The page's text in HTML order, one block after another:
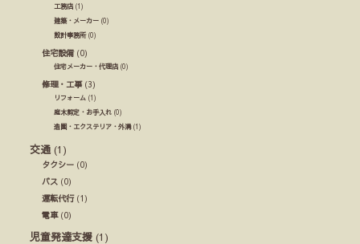
工務店 (1)
建築・メーカー (0)
設計事務所(0)
住宅設備(0)
住宅メーカー・代理店 (0)
修理・工事(3)
リフォーム (1)
庭木剪定・お手入れ (0)
造園・エクステリア・外溝(1)
交通 (1)
タクシー (0)
バス (0)
運転代行(1)
電車(0)
児童発達支援 (1)